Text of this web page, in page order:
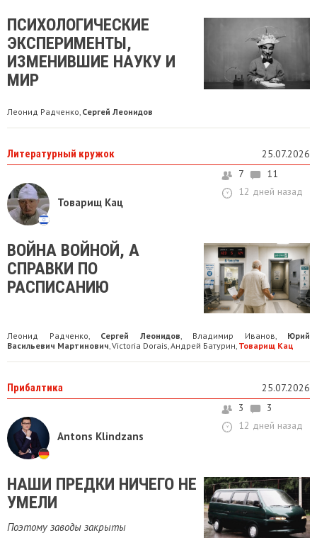
ПСИХОЛОГИЧЕСКИЕ
ЭКСПЕРИМЕНТЫ,
ИЗМЕНИВШИЕ НАУКУ И
МИР
Леонид Радченко, Сергей Леонидов
Литературный кружок 25.07.2026
Товарищ Кац
7
11
12 дней назад
ВОЙНА ВОЙНОЙ, А
СПРАВКИ ПО
РАСПИСАНИЮ
Леонид Радченко, Сергей Леонидов, Владимир Иванов, Юрий
Васильевич Мартинович,Victoria Dorais,Андрей Батурин, Товарищ Кац
Прибалтика 25.07.2026
Antons Klindzans
3
3
12 дней назад
НАШИ ПРЕДКИ НИЧЕГО НЕ
УМЕЛИ
Поэтому заводы закрыты